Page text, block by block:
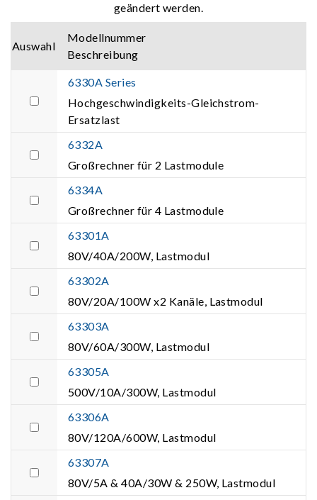
geändert werden.
Auswahl
Modellnummer
Beschreibung
6330A Series
Hochgeschwindigkeits-Gleichstrom-
Ersatzlast
6332A
Großrechner für 2 Lastmodule
6334A
Großrechner für 4 Lastmodule
63301A
80V/40A/200W, Lastmodul
63302A
80V/20A/100W x2 Kanäle, Lastmodul
63303A
80V/60A/300W, Lastmodul
63305A
500V/10A/300W, Lastmodul
63306A
80V/120A/600W, Lastmodul
63307A
80V/5A & 40A/30W & 250W, Lastmodul